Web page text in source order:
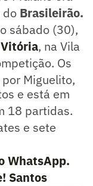
do Brasileirão.
sábado (30),
Vitória, na Vila
Os
Miguelito,
e está em
18 partidas.
e sete
WhatsApp.
Santos